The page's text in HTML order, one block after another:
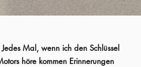
Mal, wenn ich den Schlüssel
höre kommen Erinnerungen